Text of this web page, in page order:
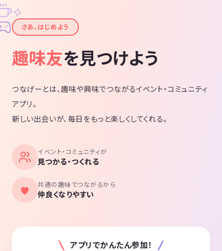
✦
✧
さあ、はじめよう
趣味友を見つけよう
つなげーとは、趣味や興味でつながるイベント・コミュニティ
アプリ。
新しい出会いが、毎日をもっと楽しくしてくれる。
イベント・コミュニティが
見つかる・つくれる
共通の趣味でつながるから
仲良くなりやすい
アプリでかんたん参加！